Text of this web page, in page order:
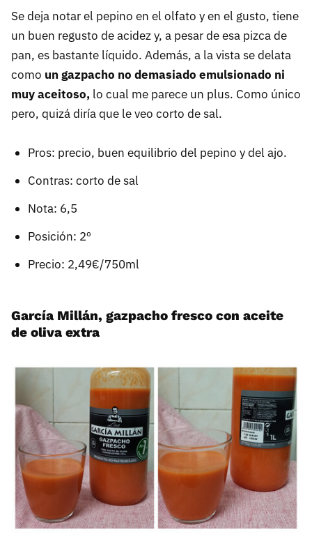
Se deja notar el pepino en el olfato y en el gusto, tiene
un buen regusto de acidez y, a pesar de esa pizca de
pan, es bastante líquido. Además, a la vista se delata
como un gazpacho no demasiado emulsionado ni
muy aceitoso, lo cual me parece un plus. Como único
pero, quizá diría que le veo corto de sal.
Pros: precio, buen equilibrio del pepino y del ajo.
Contras: corto de sal
Nota: 6,5
Posición: 2º
Precio: 2,49€/750ml
García Millán, gazpacho fresco con aceite
de oliva extra